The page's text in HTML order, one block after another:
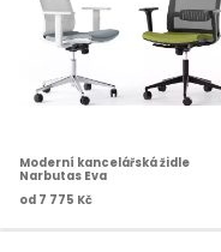
Moderní kancelářská židle
Narbutas Eva
od 7 775 Kč